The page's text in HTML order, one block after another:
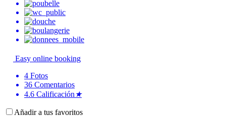
Easy online booking
4 Fotos
36 Comentarios
4.6 Calificación ★
Añadir a tus favoritos